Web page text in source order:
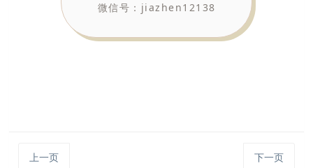
微信号：jiazhen12138
上一页 下一页